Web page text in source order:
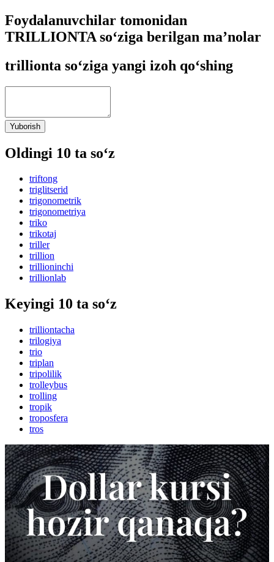
Foydalanuvchilar tomonidan
TRILLIONTA so‘ziga berilgan ma’nolar
trillionta so‘ziga yangi izoh qo‘shing
Yuborish
Oldingi 10 ta so‘z
triftong
triglitserid
trigonometrik
trigonometriya
triko
trikotaj
triller
trillion
trillioninchi
trillionlab
Keyingi 10 ta so‘z
trilliontacha
trilogiya
trio
triplan
tripolilik
trolleybus
trolling
tropik
troposfera
tros